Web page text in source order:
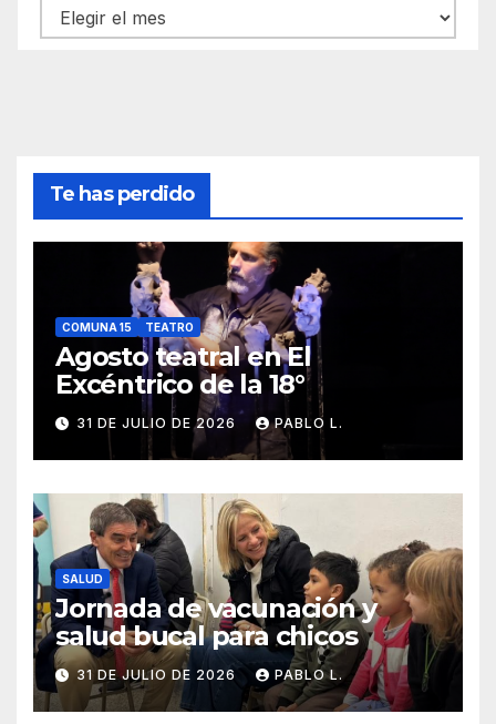
Archivos
Te has perdido
COMUNA 15 TEATRO
Agosto teatral en El
Excéntrico de la 18°
31 DE JULIO DE 2026 PABLO L.
SALUD
Jornada de vacunación y
salud bucal para chicos
31 DE JULIO DE 2026 PABLO L.